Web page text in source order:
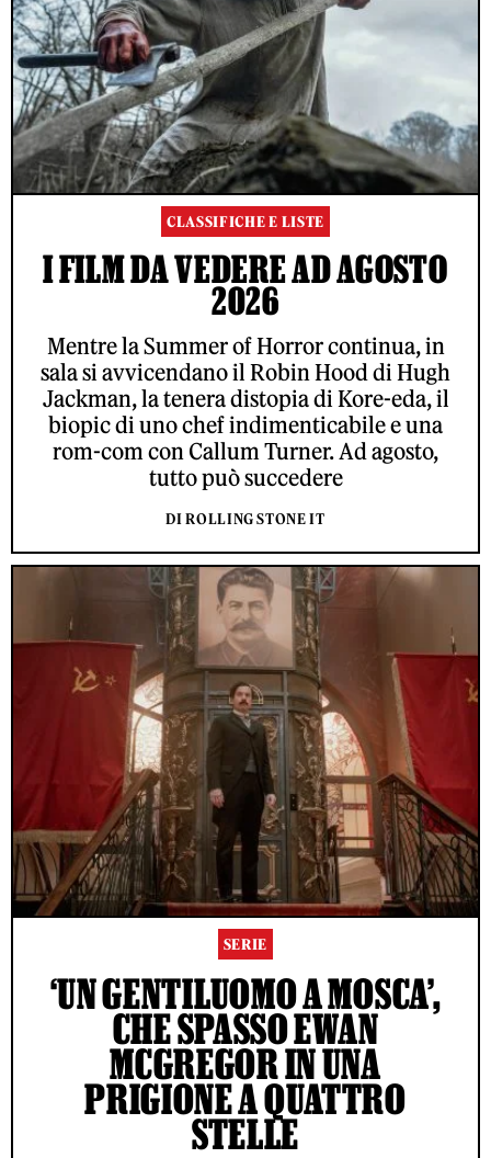
CLASSIFICHE E LISTE
I FILM DA VEDERE AD AGOSTO
2026
Mentre la Summer of Horror continua, in
sala si avvicendano il Robin Hood di Hugh
Jackman, la tenera distopia di Kore-eda, il
biopic di uno chef indimenticabile e una
rom-com con Callum Turner. Ad agosto,
tutto può succedere
DI ROLLING STONE IT
SERIE
‘UN GENTILUOMO A MOSCA’,
CHE SPASSO EWAN
MCGREGOR IN UNA
PRIGIONE A QUATTRO
STELLE